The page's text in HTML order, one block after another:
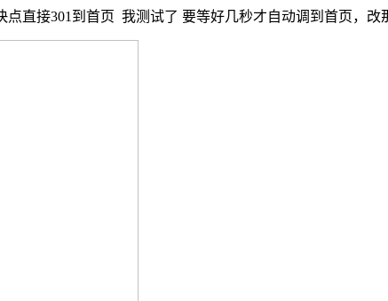
直接301到首页 我测试了 要等好几秒才自动调到首页，改